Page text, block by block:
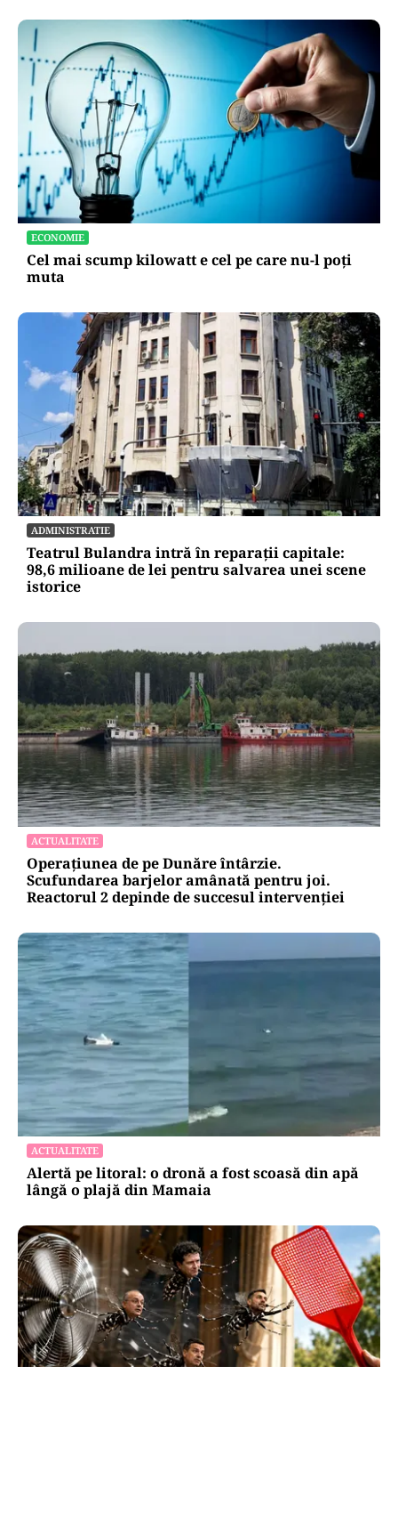
ECONOMIE
Cel mai scump kilowatt e cel pe care nu-l poți
muta
ADMINISTRATIE
Teatrul Bulandra intră în reparații capitale:
98,6 milioane de lei pentru salvarea unei scene
istorice
ACTUALITATE
Operațiunea de pe Dunăre întârzie.
Scufundarea barjelor amânată pentru joi.
Reactorul 2 depinde de succesul intervenției
ACTUALITATE
Alertă pe litoral: o dronă a fost scoasă din apă
lângă o plajă din Mamaia